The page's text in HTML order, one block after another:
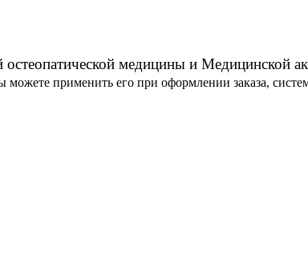
медицины и Медицинской
можете применить его при оформлении заказа,